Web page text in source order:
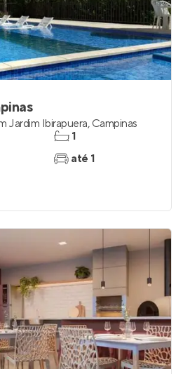
Jardim Ibirapuera, Campinas
1
até 1